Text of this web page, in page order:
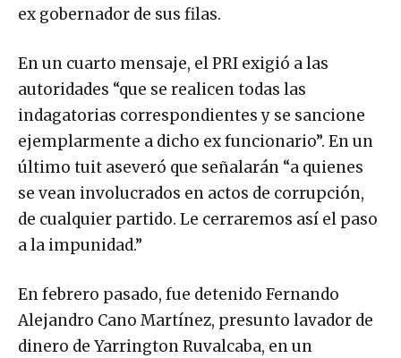
ex gobernador de sus filas.
En un cuarto mensaje, el PRI exigió a las
autoridades “que se realicen todas las
indagatorias correspondientes y se sancione
ejemplarmente a dicho ex funcionario”. En un
último tuit aseveró que señalarán “a quienes
se vean involucrados en actos de corrupción,
de cualquier partido. Le cerraremos así el paso
a la impunidad.”
En febrero pasado, fue detenido Fernando
Alejandro Cano Martínez, presunto lavador de
dinero de Yarrington Ruvalcaba, en un